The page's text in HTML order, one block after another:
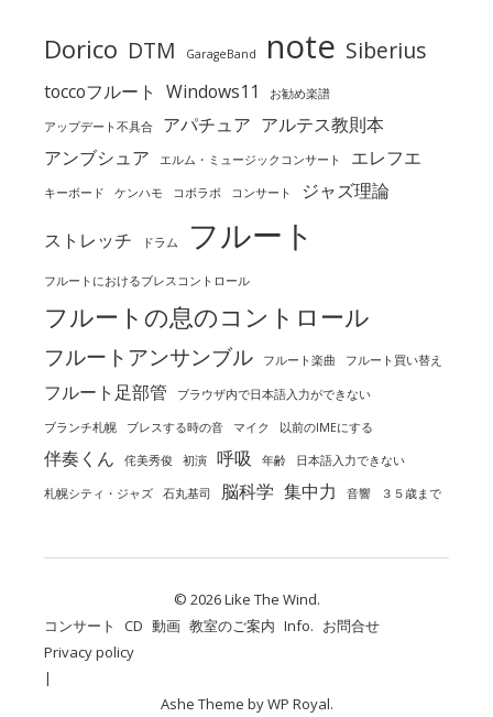
Dorico DTM GarageBand note Siberius
toccoフルート Windows11 お勧め楽譜
アップデート不具合 アパチュア アルテス教則本
アンブシュア
エルム・ミュージックコンサート エレフエ
キーボード ケンハモ コボラボ コンサート ジャズ理論
ストレッチ ドラム フルート
フルートにおけるブレスコントロール
フルートの息のコントロール
フルートアンサンブル フルート楽曲 フルート買い替え
フルート足部管 ブラウザ内で日本語入力ができない
ブランチ札幌 ブレスする時の音 マイク 以前のIMEにする
伴奏くん 侘美秀俊 初演 呼吸 年齢 日本語入力できない
札幌シティ・ジャズ 石丸基司 脳科学 集中力 音響 ３５歳まで
© 2026 Like The Wind.
コンサート
CD 動画 教室のご案内 Info. お問合せ
Privacy policy
Ashe Theme byWP Royal.